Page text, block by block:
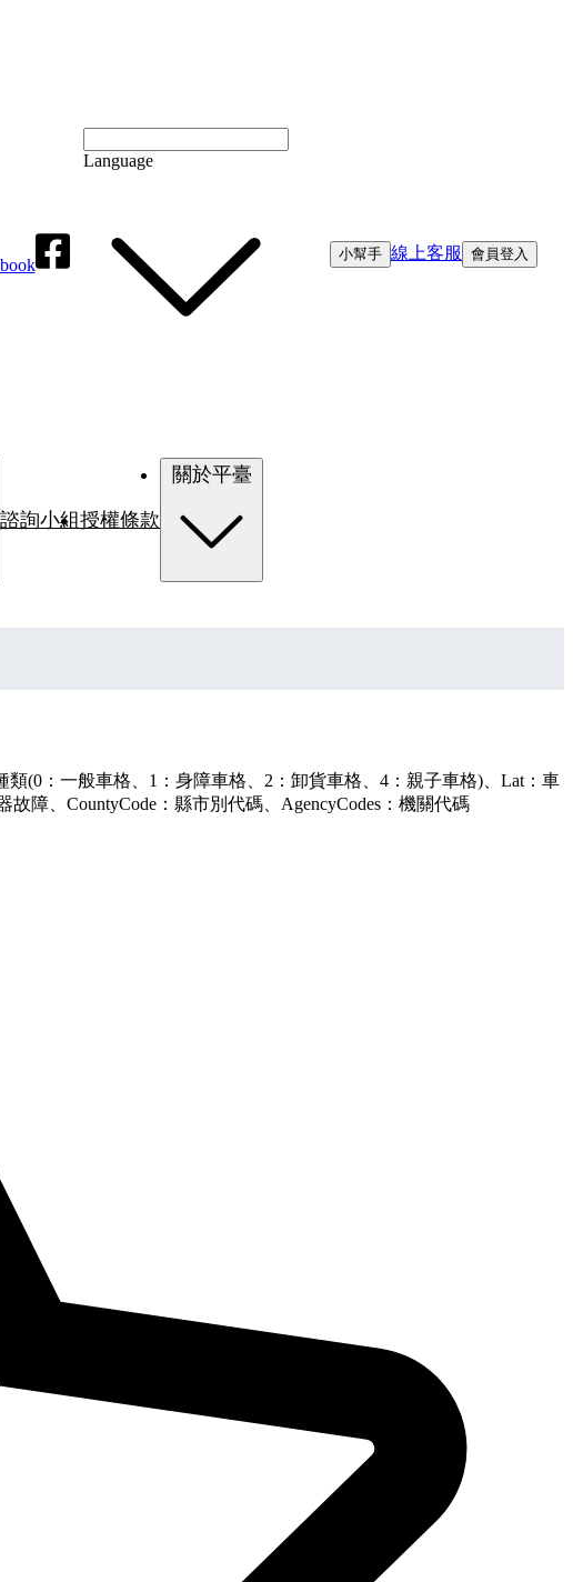
Language
小幫手 線上客服 會員登入
諮詢小組授權條款
(0：一般車格、1：身障車格、2：卸貨車格、4：親子車格)、Lat：車
障、CountyCode：縣市別代碼、AgencyCodes：機關代碼